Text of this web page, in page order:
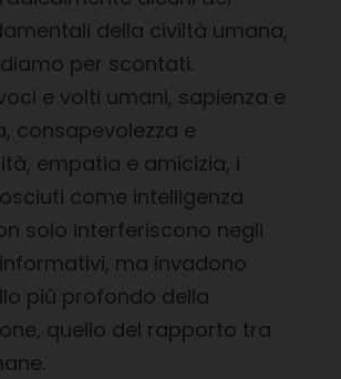
della civiltà umana,
per scontati.
e volti umani, sapienza e
consapevolezza e
empatia e amicizia, i
come intelligenza
solo interferiscono negli
ma invadono
più profondo della
quello del rapporto tra